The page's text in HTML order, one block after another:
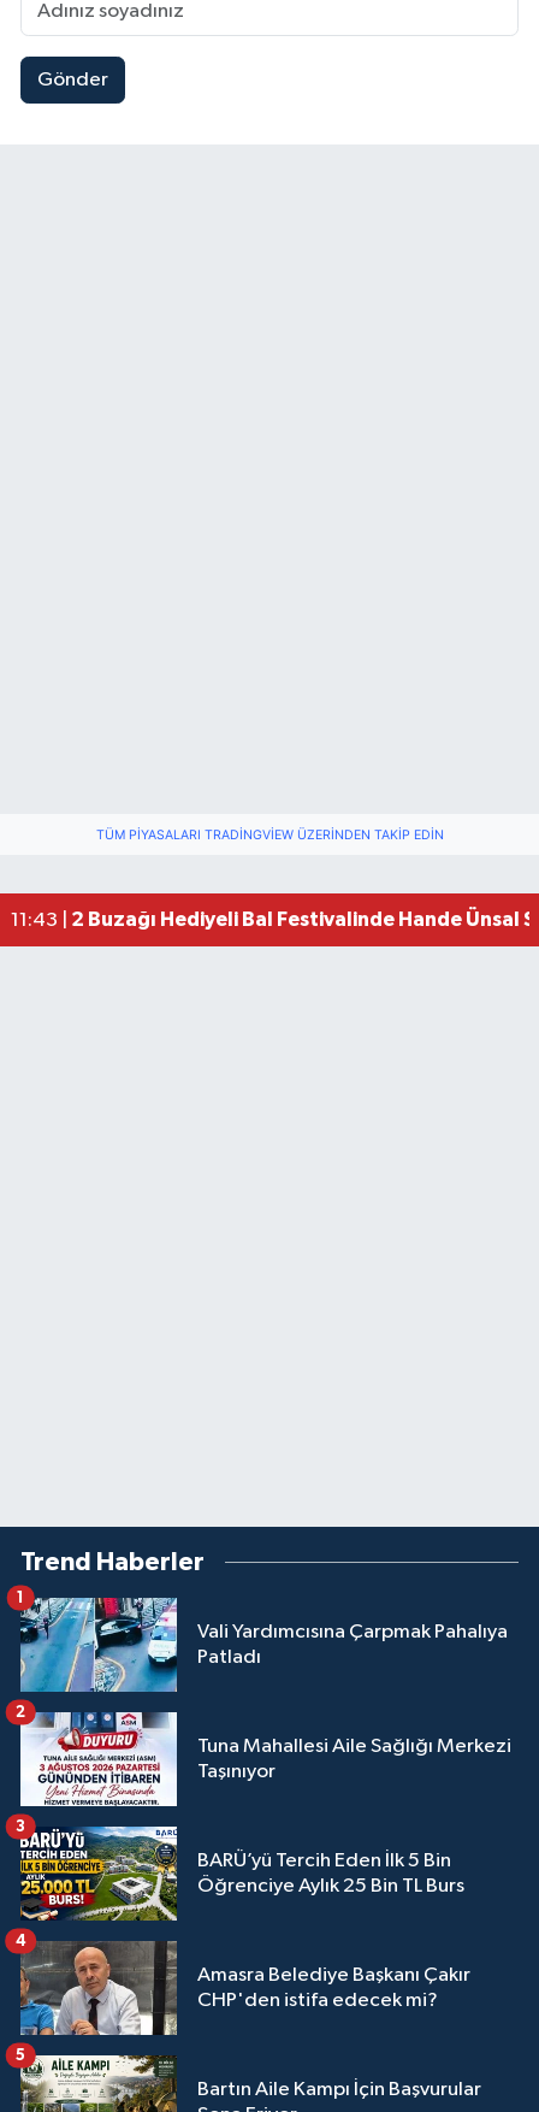
Gönder
TÜM PIYASALARI TRADINGVIEW ÜZERINDEN TAKIP EDIN
11:43 | 2 Buzağı Hediyeli Bal Festivalinde Hande Ünsal
Trend Haberler
Vali Yardımcısına Çarpmak Pahalıya
Patladı
1
Tuna Mahallesi Aile Sağlığı Merkezi
Taşınıyor
2
BARÜ’yü Tercih Eden İlk 5 Bin
Öğrenciye Aylık 25 Bin TL Burs
3
Amasra Belediye Başkanı Çakır
CHP'den istifa edecek mi?
4
Bartın Aile Kampı İçin Başvurular
5